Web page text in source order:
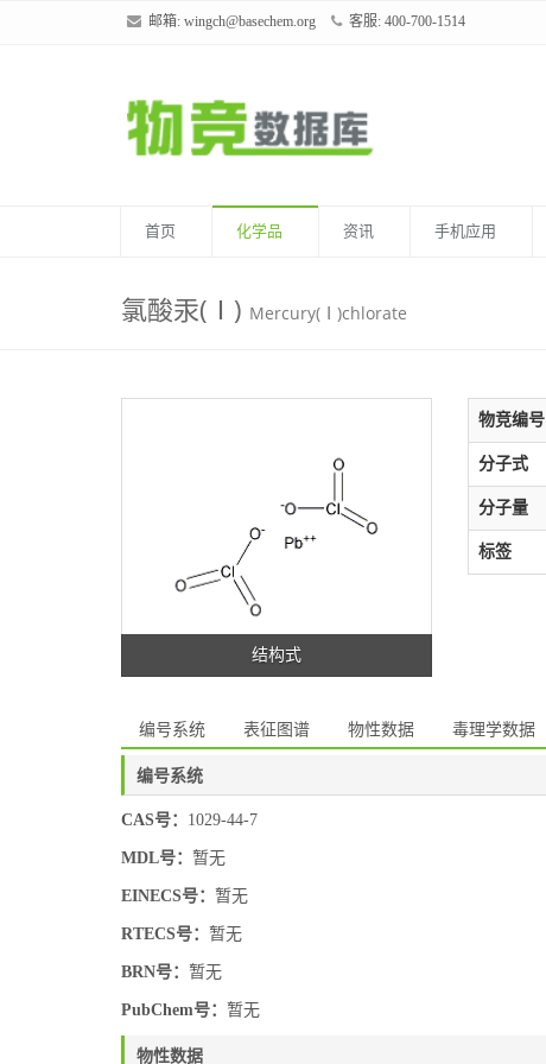
邮箱: wingch@basechem.org 客服: 400-700-1514
首页 化学品 资讯 手机应用
氯酸汞(Ⅰ) Mercury(Ⅰ)chlorate
结构式
物竞编号
分子式
分子量
标签
编号系统 表征图谱 物性数据 毒理学数据
编号系统
CAS号： 1029-44-7
MDL号： 暂无
EINECS号： 暂无
RTECS号： 暂无
BRN号： 暂无
PubChem号： 暂无
物性数据